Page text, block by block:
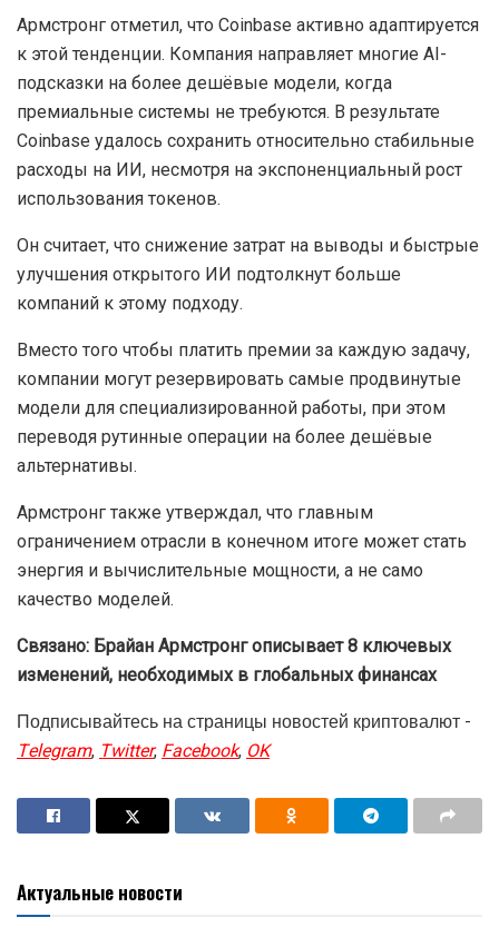
Армстронг отметил, что Coinbase активно адаптируется
к этой тенденции. Компания направляет многие AI-
подсказки на более дешёвые модели, когда
премиальные системы не требуются. В результате
Coinbase удалось сохранить относительно стабильные
расходы на ИИ, несмотря на экспоненциальный рост
использования токенов.
Он считает, что снижение затрат на выводы и быстрые
улучшения открытого ИИ подтолкнут больше
компаний к этому подходу.
Вместо того чтобы платить премии за каждую задачу,
компании могут резервировать самые продвинутые
модели для специализированной работы, при этом
переводя рутинные операции на более дешёвые
альтернативы.
Армстронг также утверждал, что главным
ограничением отрасли в конечном итоге может стать
энергия и вычислительные мощности, а не само
качество моделей.
Связано: Брайан Армстронг описывает 8 ключевых
изменений, необходимых в глобальных финансах
Подписывайтесь на страницы новостей криптовалют -
Telegram, Twitter, Facebook, OK
Актуальные новости